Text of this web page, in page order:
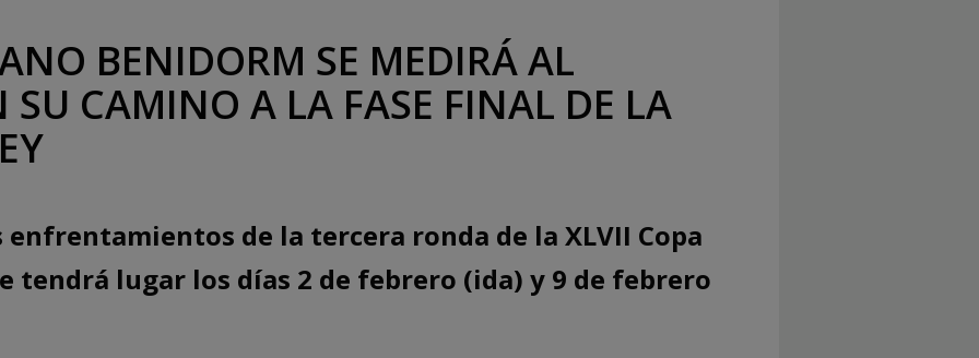
BENIDORM SE MEDIRÁ AL
SU CAMINO A LA FASE FINAL DE LA
enfrentamientos de la tercera ronda de la XLVII Copa
tendrá lugar los días 2 de febrero (ida) y 9 de febrero